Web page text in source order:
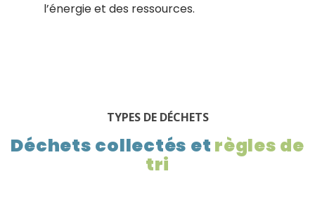
l’énergie et des ressources.
TYPES DE DÉCHETS
Déchets collectés et règles de
tri